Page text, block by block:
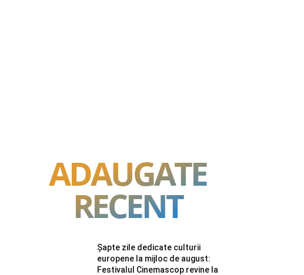
ADAUGATE
RECENT
Șapte zile dedicate culturii
europene la mijloc de august:
Festivalul Cinemascop revine la